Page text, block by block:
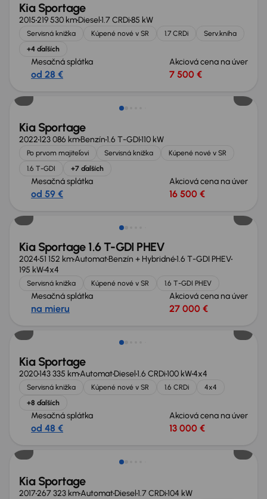
Kia Sportage
2015219 530 kmDiesel1.7 CRDi85 kW
Servisná knižka Kúpené nové v SR 1.7 CRDi
Serv.kniha
+4 ďalších
Mesačná splátka
od 28 €
Akciová cena na úver
7 500 €
Možnosť odpočtu DPH
Kia Sportage
2022123 086 kmBenzín1.6 T-GDI110 kW
Po prvom majiteľovi Servisná knižka
Kúpené nové v SR
1.6 T-GDI
+7 ďalších
Mesačná splátka
od 59 €
Akciová cena na úver
16 500 €
Kia Sportage 1.6 T-GDI PHEV
202451 152 kmAutomatBenzín + Hybridné1.6 T-GDI PHEV
195 kW4x4
Servisná knižka Kúpené nové v SR 1.6 T-GDI PHEV
Mesačná splátka
na mieru
Akciová cena na úver
27 000 €
Nové v ponuke
Kia Sportage
2020143 335 kmAutomatDiesel1.6 CRDi100 kW4x4
Servisná knižka Kúpené nové v SR 1.6 CRDi
4x4
+8 ďalších
Mesačná splátka
od 48 €
Akciová cena na úver
13 000 €
Kia Sportage
2017267 323 kmAutomatDiesel1.7 CRDi104 kW